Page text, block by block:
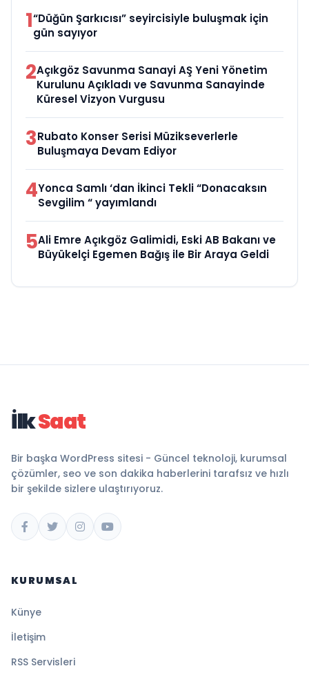
1“Düğün Şarkıcısı” seyircisiyle buluşmak için
gün sayıyor
2Açıkgöz Savunma Sanayi AŞ Yeni Yönetim
Kurulunu Açıkladı ve Savunma Sanayinde
Küresel Vizyon Vurgusu
3Rubato Konser Serisi Müzikseverlerle
Buluşmaya Devam Ediyor
4Yonca Samlı ‘dan İkinci Tekli “Donacaksın
Sevgilim “ yayımlandı
5Ali Emre Açıkgöz Galimidi, Eski AB Bakanı ve
Büyükelçi Egemen Bağış ile Bir Araya Geldi
İlkSaat
Bir başka WordPress sitesi - Güncel teknoloji, kurumsal
çözümler, seo ve son dakika haberlerini tarafsız ve hızlı
bir şekilde sizlere ulaştırıyoruz.
KURUMSAL
Künye
İletişim
RSS Servisleri